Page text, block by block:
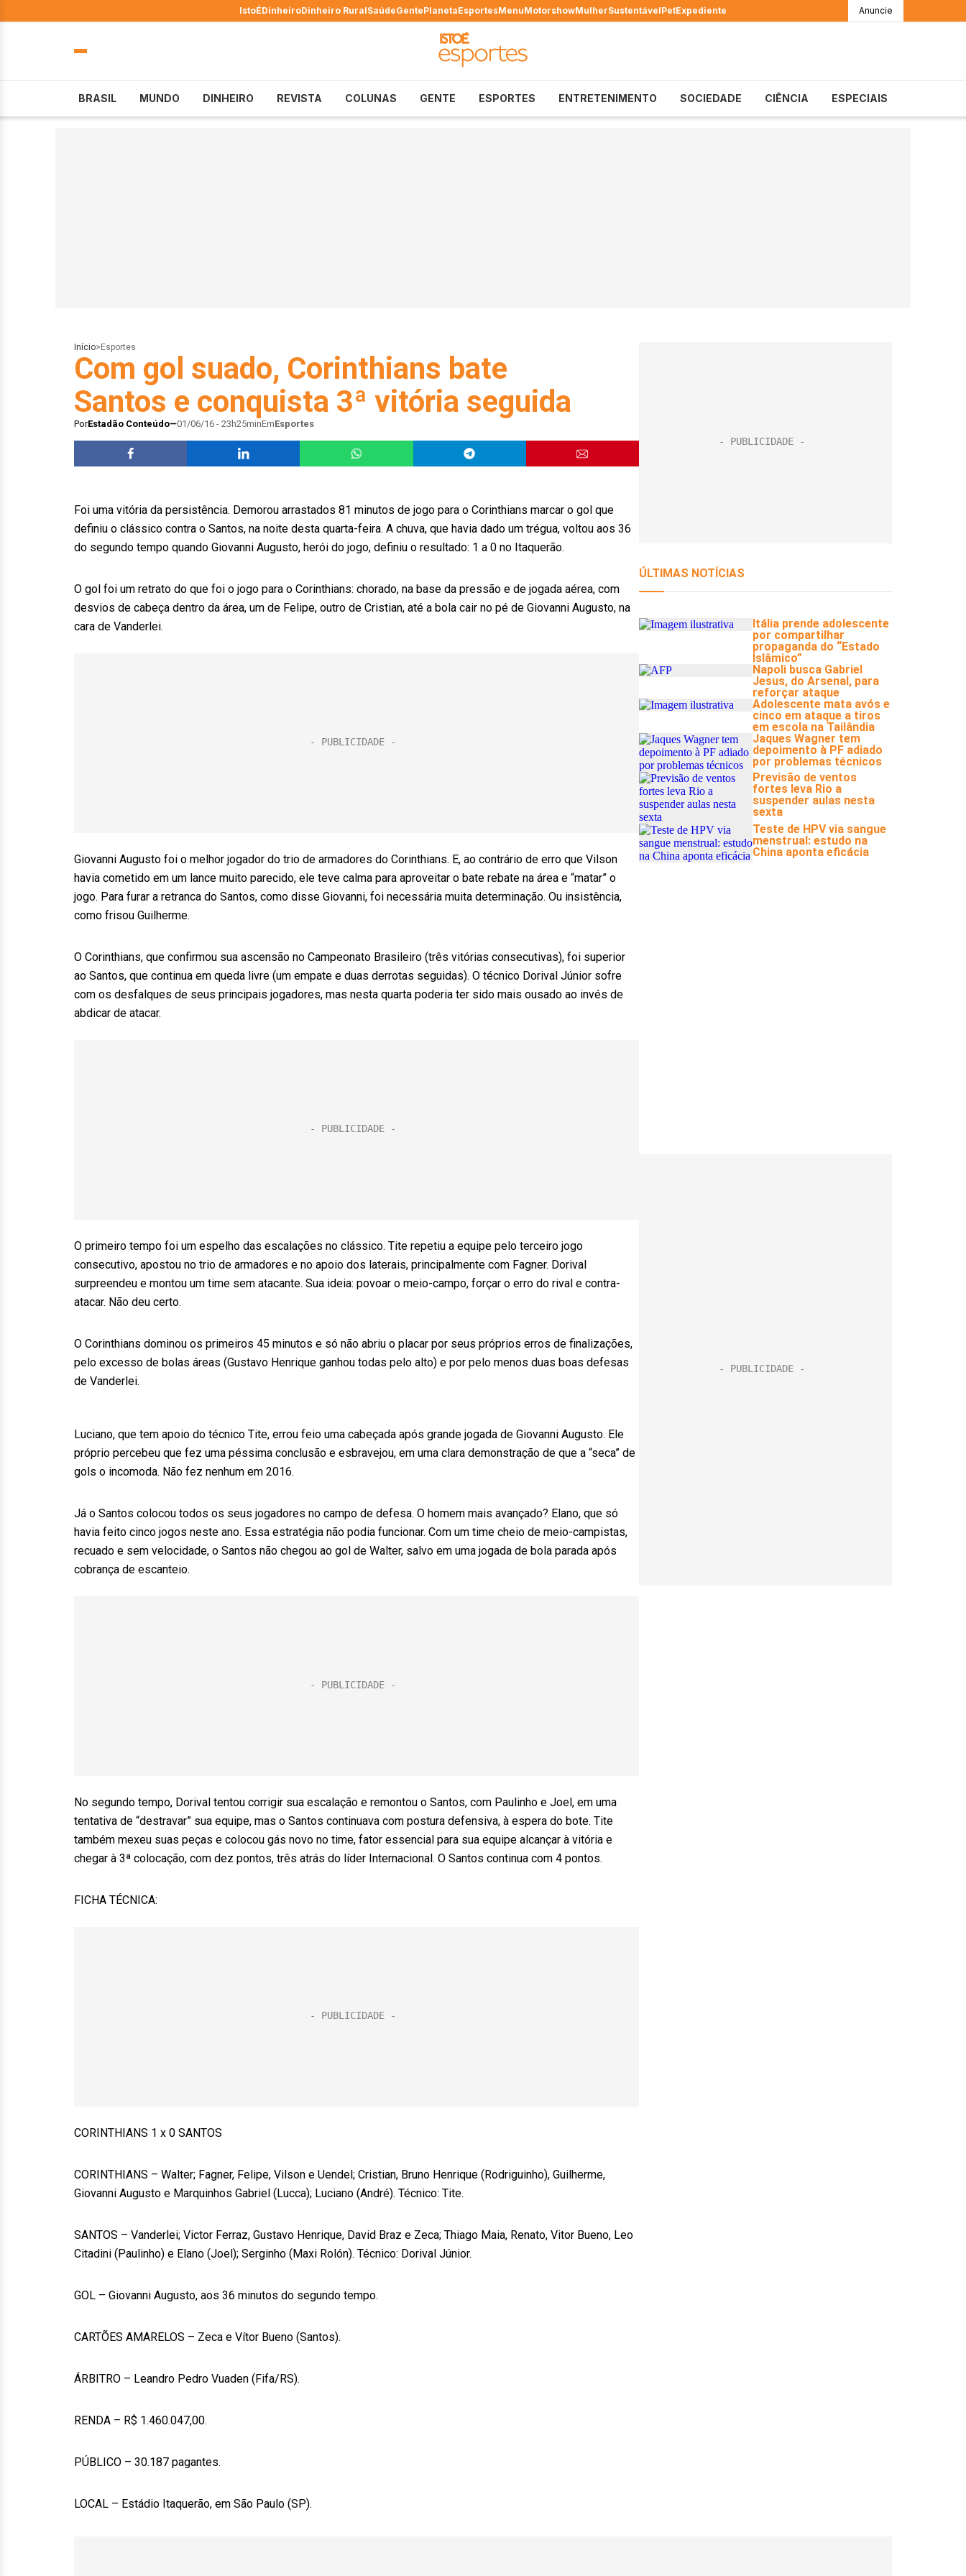
IstoÉDinheiroDinheiro RuralSaúdeGentePlanetaEsportesMenuMotorshowMulherSustentávelPetExpediente Anuncie
BRASIL MUNDO DINHEIRO REVISTA COLUNAS GENTE ESPORTES ENTRETENIMENTO SOCIEDADE CIÊNCIA ESPECIAIS
Início> Esportes
Com gol suado, Corinthians bate
Santos e conquista 3ª vitória seguida
PorEstadão Conteúdo 01/06/16 - 23h25minEmEsportes
Foi uma vitória da persistência. Demorou arrastados 81 minutos de jogo para o Corinthians marcar o gol que
definiu o clássico contra o Santos, na noite desta quarta-feira. A chuva, que havia dado um trégua, voltou aos 36
do segundo tempo quando Giovanni Augusto, herói do jogo, definiu o resultado: 1 a 0 no Itaquerão.
O gol foi um retrato do que foi o jogo para o Corinthians: chorado, na base da pressão e de jogada aérea, com
desvios de cabeça dentro da área, um de Felipe, outro de Cristian, até a bola cair no pé de Giovanni Augusto, na
cara de Vanderlei.
Giovanni Augusto foi o melhor jogador do trio de armadores do Corinthians. E, ao contrário de erro que Vilson
havia cometido em um lance muito parecido, ele teve calma para aproveitar o bate rebate na área e “matar” o
jogo. Para furar a retranca do Santos, como disse Giovanni, foi necessária muita determinação. Ou insistência,
como frisou Guilherme.
O Corinthians, que confirmou sua ascensão no Campeonato Brasileiro (três vitórias consecutivas), foi superior
ao Santos, que continua em queda livre (um empate e duas derrotas seguidas). O técnico Dorival Júnior sofre
com os desfalques de seus principais jogadores, mas nesta quarta poderia ter sido mais ousado ao invés de
abdicar de atacar.
O primeiro tempo foi um espelho das escalações no clássico. Tite repetiu a equipe pelo terceiro jogo
consecutivo, apostou no trio de armadores e no apoio dos laterais, principalmente com Fagner. Dorival
surpreendeu e montou um time sem atacante. Sua ideia: povoar o meio-campo, forçar o erro do rival e contra-
atacar. Não deu certo.
O Corinthians dominou os primeiros 45 minutos e só não abriu o placar por seus próprios erros de finalizações,
pelo excesso de bolas áreas (Gustavo Henrique ganhou todas pelo alto) e por pelo menos duas boas defesas
de Vanderlei.
Luciano, que tem apoio do técnico Tite, errou feio uma cabeçada após grande jogada de Giovanni Augusto. Ele
próprio percebeu que fez uma péssima conclusão e esbravejou, em uma clara demonstração de que a “seca” de
gols o incomoda. Não fez nenhum em 2016.
Já o Santos colocou todos os seus jogadores no campo de defesa. O homem mais avançado? Elano, que só
havia feito cinco jogos neste ano. Essa estratégia não podia funcionar. Com um time cheio de meio-campistas,
recuado e sem velocidade, o Santos não chegou ao gol de Walter, salvo em uma jogada de bola parada após
cobrança de escanteio.
No segundo tempo, Dorival tentou corrigir sua escalação e remontou o Santos, com Paulinho e Joel, em uma
tentativa de “destravar” sua equipe, mas o Santos continuava com postura defensiva, à espera do bote. Tite
também mexeu suas peças e colocou gás novo no time, fator essencial para sua equipe alcançar à vitória e
chegar à 3ª colocação, com dez pontos, três atrás do líder Internacional. O Santos continua com 4 pontos.
FICHA TÉCNICA:
CORINTHIANS 1 x 0 SANTOS
CORINTHIANS – Walter; Fagner, Felipe, Vilson e Uendel; Cristian, Bruno Henrique (Rodriguinho), Guilherme,
Giovanni Augusto e Marquinhos Gabriel (Lucca); Luciano (André). Técnico: Tite.
SANTOS – Vanderlei; Victor Ferraz, Gustavo Henrique, David Braz e Zeca; Thiago Maia, Renato, Vitor Bueno, Leo
Citadini (Paulinho) e Elano (Joel); Serginho (Maxi Rolón). Técnico: Dorival Júnior.
GOL – Giovanni Augusto, aos 36 minutos do segundo tempo.
CARTÕES AMARELOS – Zeca e Vítor Bueno (Santos).
ÁRBITRO – Leandro Pedro Vuaden (Fifa/RS).
RENDA – R$ 1.460.047,00.
PÚBLICO – 30.187 pagantes.
LOCAL – Estádio Itaquerão, em São Paulo (SP).